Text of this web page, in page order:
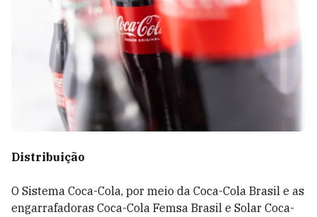
Distribuição
O Sistema Coca-Cola, por meio da Coca-Cola Brasil e as
engarrafadoras Coca-Cola Femsa Brasil e Solar Coca-